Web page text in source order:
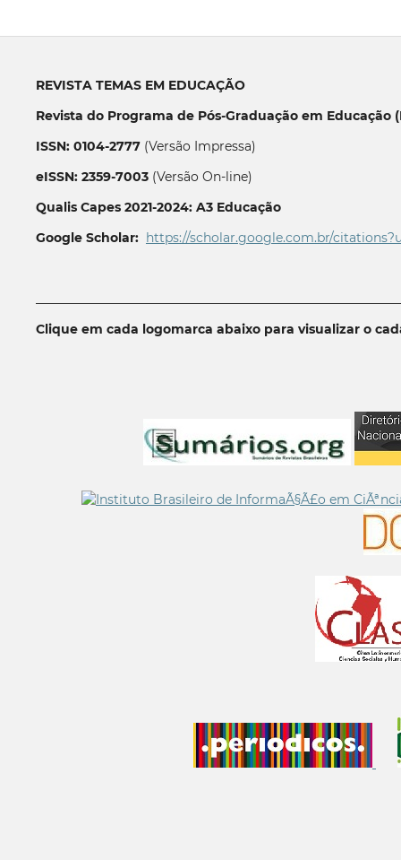
REVISTA TEMAS EM EDUCAÇÃO
Revista do Programa de Pós-Graduação em Educação
ISSN: 0104-2777(Versão Impressa)
eISSN: 2359-7003(Versão On-line)
Qualis Capes 2021-2024: A3 Educação
Google Scholar: https://scholar.google.com.br/
Clique em cada logomarca abaixo para visualizar o